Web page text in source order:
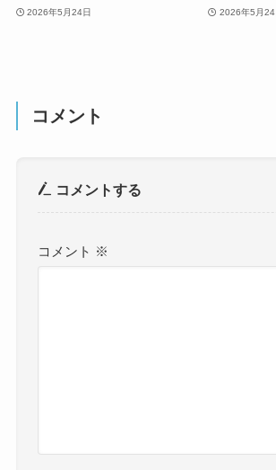
2026年5月24日 2026年5月24
コメント
コメントする
コメント ※